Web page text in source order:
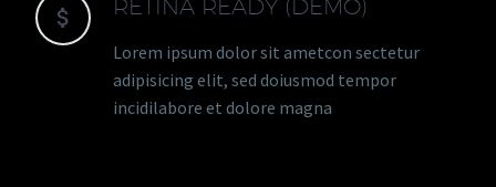

 RETINA READY (DEMO)
Lorem ipsum dolor sit ametcon sectetur
adipisicing elit, sed doiusmod tempor
incidilabore et dolore magna